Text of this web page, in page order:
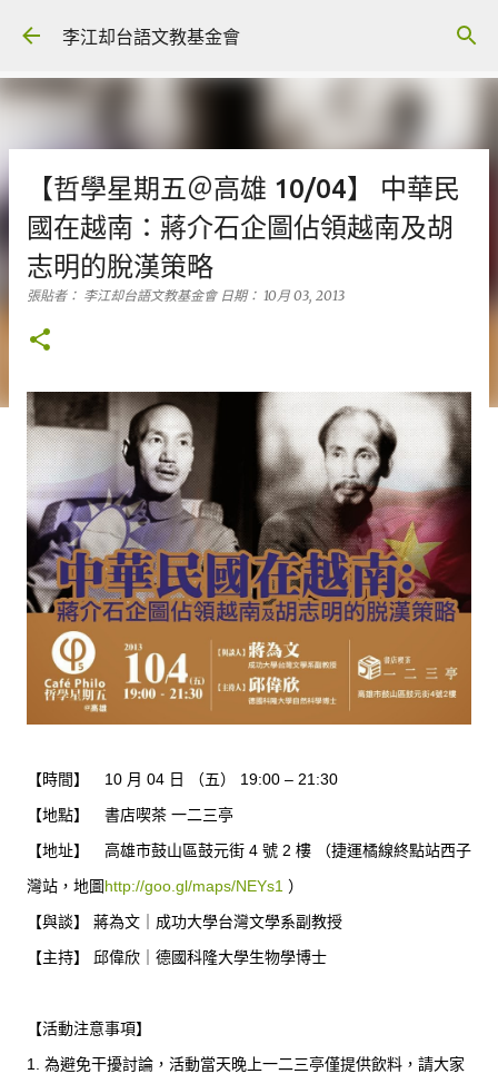
跳到主要內容
李江却台語文教基金會
【哲學星期五＠高雄 10/04】 中華民
國在越南：蔣介石企圖佔領越南及胡
志明的脫漢策略
張貼者： 李江却台語文教基金會 日期： 10月 03, 2013
【時間】 10 月 04 日 （五） 19:00 – 21:30
【地點】 書店喫茶 一二三亭
【地址】 高雄市鼓山區鼓元街 4 號 2 樓 （捷運橘線終點站西子
灣站，地圖http://goo.gl/maps/NEYs1 ）
【與談】 蔣為文｜成功大學台灣文學系副教授
【主持】 邱偉欣｜德國科隆大學生物學博士
【活動注意事項】
1. 為避免干擾討論，活動當天晚上一二三亭僅提供飲料，請大家